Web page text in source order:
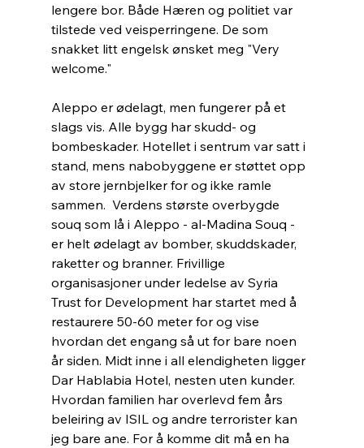
lengere bor. Både Hæren og politiet var
tilstede ved veisperringene. De som
snakket litt engelsk ønsket meg "Very
welcome."
Aleppo er ødelagt, men fungerer på et
slags vis. Alle bygg har skudd- og
bombeskader. Hotellet i sentrum var satt i
stand, mens nabobyggene er støttet opp
av store jernbjelker for og ikke ramle
sammen.  Verdens største overbygde
souq som lå i Aleppo - al-Madina Souq -
er helt ødelagt av bomber, skuddskader,
raketter og branner. Frivillige
organisasjoner under ledelse av Syria
Trust for Development har startet med å
restaurere 50-60 meter for og vise
hvordan det engang så ut for bare noen
år siden. Midt inne i all elendigheten ligger
Dar Hablabia Hotel, nesten uten kunder.
Hvordan familien har overlevd fem års
beleiring av ISIL og andre terrorister kan
jeg bare ane. For å komme dit må en ha